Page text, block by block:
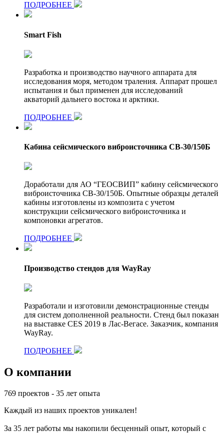
ПОДРОБНЕЕ
Smart Fish
Разработка и производство научного аппарата для
исследования моря, методом траления. Аппарат прошел
испытания и был применен для исследований
акваторий дальнего востока и арктики.
ПОДРОБНЕЕ
Кабина сейсмического виброисточника СВ-30/150Б
Доработали для АО “ГЕОСВИП” кабину сейсмического
виброисточника СВ-30/150Б. Опытные образцы деталей
кабины изготовлены из композита с учетом
конструкции сейсмического виброисточника и
компоновки агрегатов.
ПОДРОБНЕЕ
Производство стендов для WayRay
Разработали и изготовили демонстрационные стенды
для систем дополненной реальности. Стенд был показан
на выставке CES 2019 в Лас-Вегасе. Заказчик, компания
WayRay.
ПОДРОБНЕЕ
О компании
769 проектов - 35 лет опыта
Каждый из наших проектов уникален!
За 35 лет работы мы накопили бесценный опыт, который с